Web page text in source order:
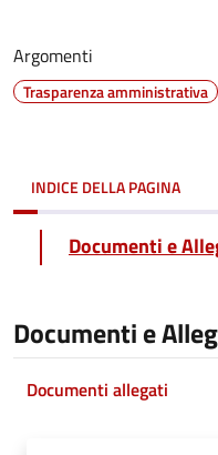
Argomenti
Trasparenza amministrativa
INDICE DELLA PAGINA
Documenti e
Documenti e
Documenti allegati